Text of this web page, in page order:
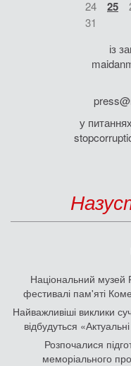
24
25
31
із
у
Національний музей
фестивалі пам'яті
Найважливіші виклики
відбудуться
Розпочалися
меморіального